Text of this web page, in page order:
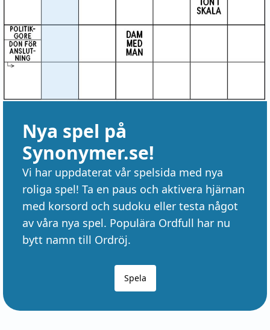
Nya spel på
Synonymer.se!
Vi har uppdaterat vår spelsida med nya
roliga spel! Ta en paus och aktivera hjärnan
med korsord och sudoku eller testa något
av våra nya spel. Populära Ordfull har nu
bytt namn till Ordröj.
Spela